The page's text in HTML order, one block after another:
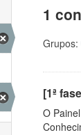
1
Grupos:
[1ª
O